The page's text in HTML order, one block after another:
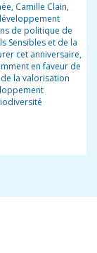
Camille Clain,
de politique de
Sensibles et de la
cet anniversaire,
en faveur de
la valorisation